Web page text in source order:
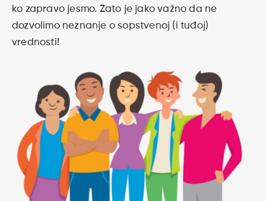
ko zapravo jesmo. Zato je jako važno da ne
dozvolimo neznanje o sopstvenoj (i tuđoj)
vrednosti!